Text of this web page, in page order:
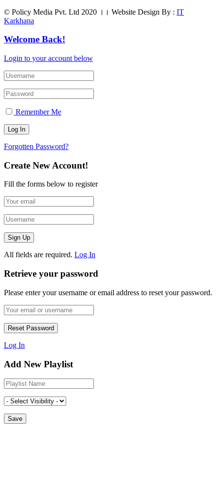
© Policy Media Pvt. Ltd 2020 ।। Website Design By : IT
Karkhana
Welcome Back!
Login to your account below
Remember Me
Forgotten Password?
Create New Account!
Fill the forms below to register
All fields are required. Log In
Retrieve your password
Please enter your username or email address to reset your password.
Log In
Add New Playlist